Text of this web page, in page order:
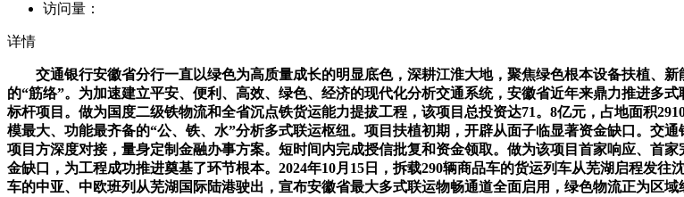
访问量：
详情
交通银行安徽省分行一直以绿色为高质量成长的明显底色，深耕江淮大地，聚焦绿色根本设备扶植、
的“筋络”。为加速建立平安、便利、高效、绿色、经济的现代化分析交通系统，安徽省近年来鼎力推进多
标杆项目。做为国度二级铁物流和全省沉点铁货运能力提拔工程，该项目总投资达71。8亿元，占地面积
模最大、功能最齐备的“公、铁、水”分析多式联运枢纽。项目扶植初期，开辟从面子临显著资金缺口。交
项目方深度对接，量身定制金融办事方案。短时间内完成授信批复和资金领取。做为该项目首家响应、首
金缺口，为工程成功推进奠基了环节根本。2024年10月15日，拆载290辆商品车的货运列车从芜湖启程发
车的中亚、中欧班列从芜湖国际陆港驶出，宣布安徽省最大多式联运物畅通道全面启用，绿色物流正为区